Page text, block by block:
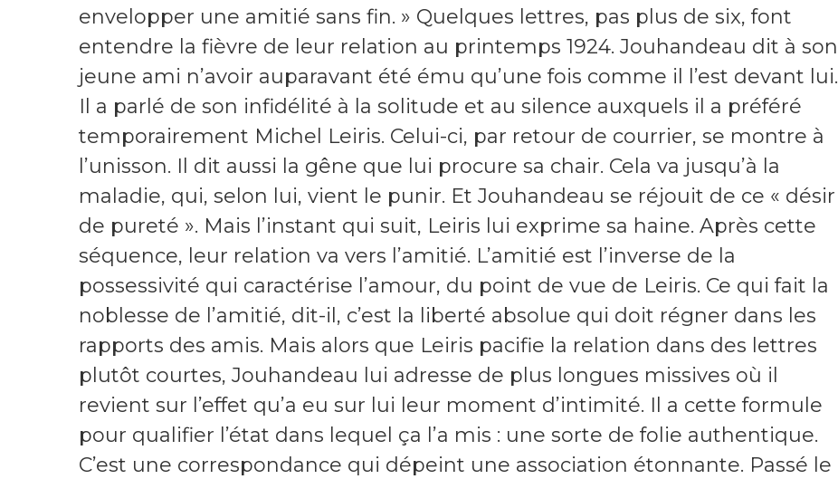
envelopper une amitié sans fin. » Quelques lettres, pas plus de six, font
entendre la fièvre de leur relation au printemps 1924. Jouhandeau dit à son
jeune ami n’avoir auparavant été ému qu’une fois comme il l’est devant lui.
Il a parlé de son infidélité à la solitude et au silence auxquels il a préféré
temporairement Michel Leiris. Celui-ci, par retour de courrier, se montre à
l’unisson. Il dit aussi la gêne que lui procure sa chair. Cela va jusqu’à la
maladie, qui, selon lui, vient le punir. Et Jouhandeau se réjouit de ce « désir
de pureté ». Mais l’instant qui suit, Leiris lui exprime sa haine. Après cette
séquence, leur relation va vers l’amitié. L’amitié est l’inverse de la
possessivité qui caractérise l’amour, du point de vue de Leiris. Ce qui fait la
noblesse de l’amitié, dit-il, c’est la liberté absolue qui doit régner dans les
rapports des amis. Mais alors que Leiris pacifie la relation dans des lettres
plutôt courtes, Jouhandeau lui adresse de plus longues missives où il
revient sur l’effet qu’a eu sur lui leur moment d’intimité. Il a cette formule
pour qualifier l’état dans lequel ça l’a mis : une sorte de folie authentique.
C’est une correspondance qui dépeint une association étonnante. Passé le